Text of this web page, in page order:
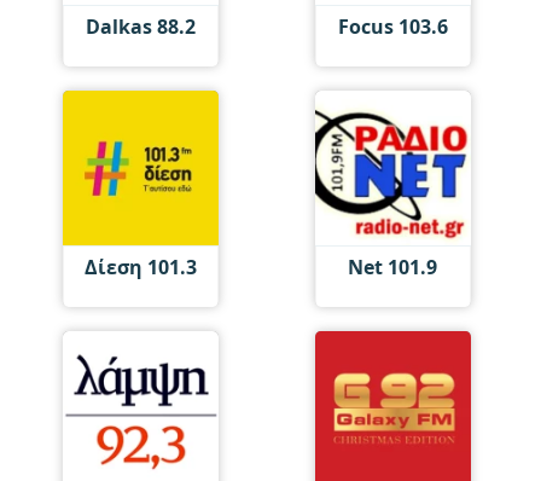
Dalkas 88.2 Focus 103.6
Δίεση 101.3 Net 101.9